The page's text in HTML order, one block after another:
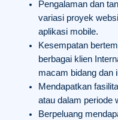
Pengalaman dan
variasi proyek
aplikasi mobile.
Kesempatan
berbagai klien
macam bidang dan
Mendapatkan
atau dalam periode
Berpeluang